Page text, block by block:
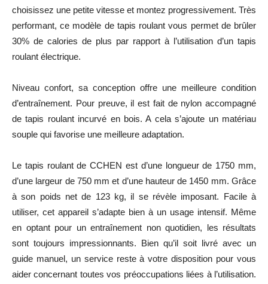
choisissez une petite vitesse et montez progressivement. Très
performant, ce modèle de tapis roulant vous permet de brûler
30% de calories de plus par rapport à l’utilisation d’un tapis
roulant électrique.
Niveau confort, sa conception offre une meilleure condition
d’entraînement. Pour preuve, il est fait de nylon accompagné
de tapis roulant incurvé en bois. A cela s’ajoute un matériau
souple qui favorise une meilleure adaptation.
Le tapis roulant de CCHEN est d’une longueur de 1750 mm,
d’une largeur de 750 mm et d’une hauteur de 1450 mm. Grâce
à son poids net de 123 kg, il se révèle imposant. Facile à
utiliser, cet appareil s’adapte bien à un usage intensif. Même
en optant pour un entraînement non quotidien, les résultats
sont toujours impressionnants. Bien qu’il soit livré avec un
guide manuel, un service reste à votre disposition pour vous
aider concernant toutes vos préoccupations liées à l’utilisation.